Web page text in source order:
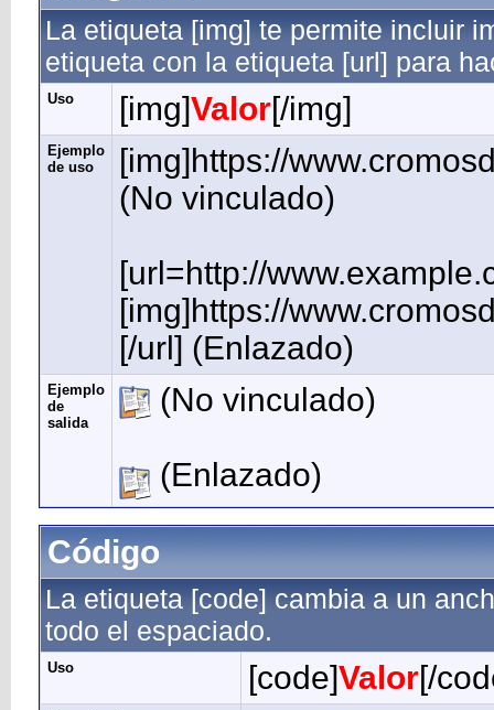
La etiqueta [img] te permite incluir
etiqueta con la etiqueta [url] para
Uso [img]Valor[/img]
Ejemplo
de uso
[img]https://
(No vinculado)
[url=http://
[img]https://
[/url] (Enlazado)
Ejemplo
de
salida
(No vinculado)
(Enlazado)
Código
La etiqueta [code] cambia a un
todo el espaciado.
Uso [code]Valor[/